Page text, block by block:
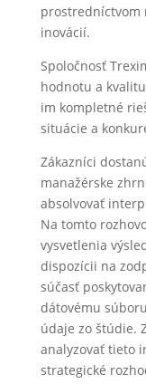
prostredníctvom
inovácií.
Spoločnosť
hodnotu a
im kompletné
situácie a
Zákazníci
manažérske
absolvovať
Na tomto
vysvetlenia
dispozícii na
súčasť
dátovému
údaje zo štúdie.
analyzovať tieto
strategické